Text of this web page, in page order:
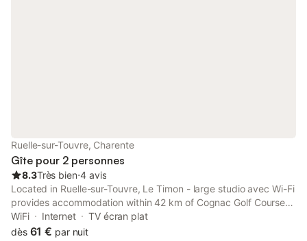
Ruelle-sur-Touvre, Charente
Gîte pour 2 personnes
8.3Très bien⋅4 avis
Located in Ruelle-sur-Touvre, Le Timon - large studio avec Wi-Fi
provides accommodation within 42 km of Cognac Golf Course.
Free WiFi is available throughout the property and Hirondelle
Golf Course is 10 km away.
WiFi Internet
TV écran plat
dès 61 € par nuit